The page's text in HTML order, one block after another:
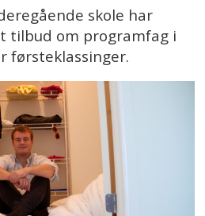
skole har
tilbud om programfag i
førsteklassinger.